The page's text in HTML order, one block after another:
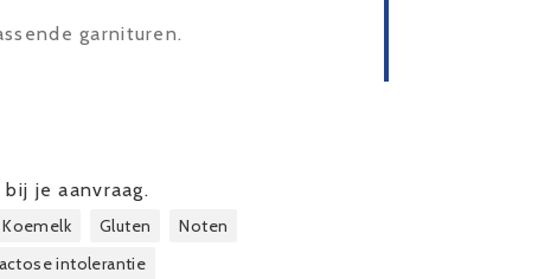
garnituren.
je aanvraag.
Koemelk Gluten
Noten
intolerantie